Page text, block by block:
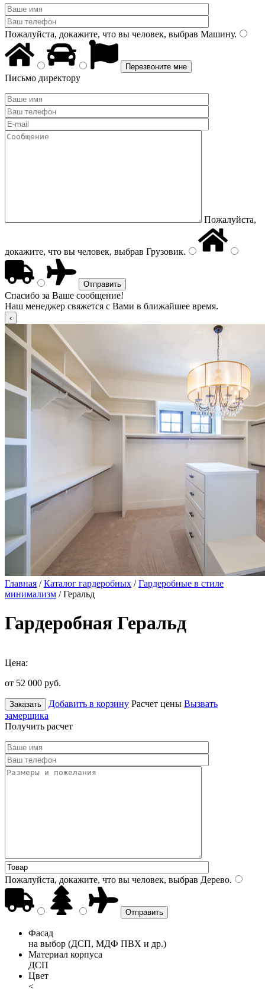
Пожалуйста, докажите, что вы человек, выбрав Машину.
Письмо директору
Пожалуйста,
докажите, что вы человек, выбрав Грузовик.
Спасибо за Ваше сообщение!
Наш менеджер свяжется с Вами в ближайшее время.
Главная /Каталог гардеробных /Гардеробные в стиле
минимализм / Геральд
Гардеробная Геральд
Цена:
от 52 000 руб.
Заказать Добавить в корзину Расчет цены Вызвать
замерщика
Получить расчет
Пожалуйста, докажите, что вы человек, выбрав Дерево.
Фасад
на выбор (ДСП, МДФ ПВХ и др.)
Материал корпуса
ДСП
Цвет
<